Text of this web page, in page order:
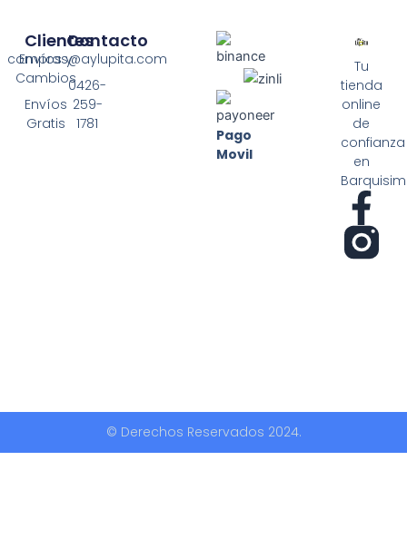
Tu
tienda
online
de
confianza
en
F
a
o
k
Clientes
Envíos y
Cambios
Envíos
Gratis
Contacto
compras@aylupita.com
0426-
259-
1781
Pago
Movil
© Derechos Reservados 2024.